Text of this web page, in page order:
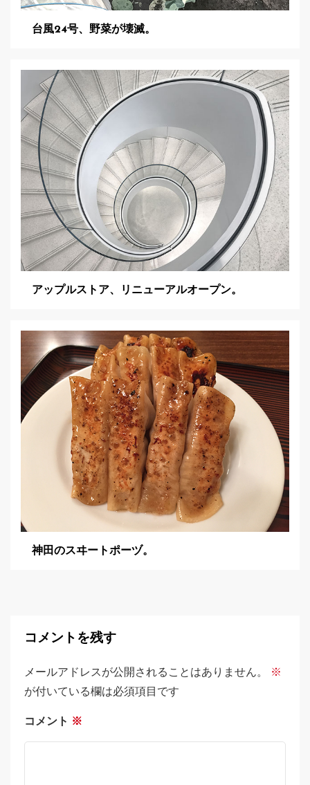
台風24号、野菜が壊滅。
アップルストア、リニューアルオープン。
神田のスヰートポーヅ。
コメントを残す
メールアドレスが公開されることはありません。
※
が付いている欄は必須項目です
コメント ※